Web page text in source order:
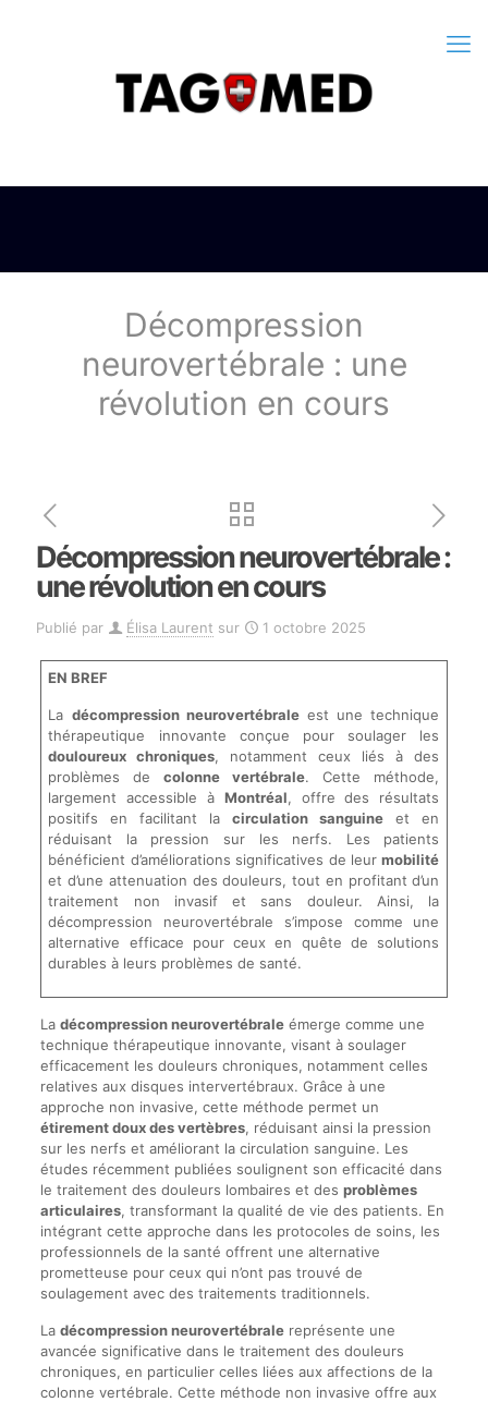
Décompression
neurovertébrale : une
révolution en cours
Décompression neurovertébrale :
une révolution en cours
Publié par Élisa Laurent sur 1 octobre 2025
EN BREF
La décompression neurovertébraleest une technique
thérapeutique innovante conçue pour soulager les
douloureux chroniques, notamment ceux liés à des
problèmes decolonne vertébrale. Cette méthode,
largement accessible à Montréal, offre des résultats
positifs en facilitant lacirculation sanguine et en
réduisant la pression sur les nerfs. Les patients
bénéficient d’améliorations significatives de leurmobilité
et d’une attenuation des douleurs, tout en profitant d’un
traitement non invasif et sans douleur. Ainsi, la
décompression neurovertébrale s’impose comme une
alternative efficace pour ceux en quête de solutions
durables à leurs problèmes de santé.
La décompression neurovertébraleémerge comme une
technique thérapeutique innovante, visant à soulager
efficacement les douleurs chroniques, notamment celles
relatives aux disques intervertébraux. Grâce à une
approche non invasive, cette méthode permet un
étirement doux des vertèbres, réduisant ainsi la pression
sur les nerfs et améliorant la circulation sanguine. Les
études récemment publiées soulignent son efficacité dans
le traitement des douleurs lombaires et des problèmes
articulaires, transformant la qualité de vie des patients. En
intégrant cette approche dans les protocoles de soins, les
professionnels de la santé offrent une alternative
prometteuse pour ceux qui n’ont pas trouvé de
soulagement avec des traitements traditionnels.
La décompression neurovertébralereprésente une
avancée significative dans le traitement des douleurs
chroniques, en particulier celles liées aux affections de la
colonne vertébrale. Cette méthode non invasive offre aux